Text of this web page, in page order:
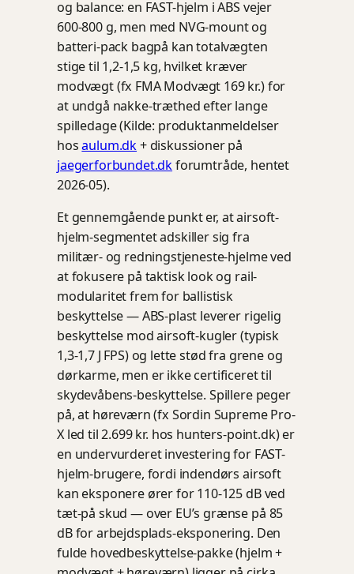
og balance: en FAST-hjelm i ABS vejer
600-800 g, men med NVG-mount og
batteri-pack bagpå kan totalvægten
stige til 1,2-1,5 kg, hvilket kræver
modvægt (fx FMA Modvægt 169 kr.) for
at undgå nakke-træthed efter lange
spilledage (Kilde: produktanmeldelser
hosaulum.dk+ diskussioner på
jaegerforbundet.dkforumtråde, hentet
2026-05).
Et gennemgående punkt er, at airsoft-
hjelm-segmentet adskiller sig fra
militær- og redningstjeneste-hjelme ved
at fokusere på taktisk look og rail-
modularitet frem for ballistisk
beskyttelse — ABS-plast leverer rigelig
beskyttelse mod airsoft-kugler (typisk
1,3-1,7 J FPS) og lette stød fra grene og
dørkarme, men er ikke certificeret til
skydevåbens-beskyttelse. Spillere peger
på, at høreværn (fx Sordin Supreme Pro-
X led til 2.699 kr. hos hunters-point.dk) er
en undervurderet investering for FAST-
hjelm-brugere, fordi indendørs airsoft
kan eksponere ører for 110-125 dB ved
tæt-på skud — over EU’s grænse på 85
dB for arbejdsplads-eksponering. Den
fulde hovedbeskyttelse-pakke (hjelm +